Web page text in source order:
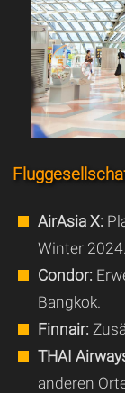
AirAsia X:
Winter 2024.
Condor:
Bangkok.
Finnair:
THAI
anderen